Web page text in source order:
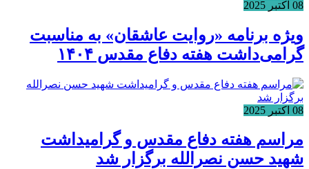
08 اکتبر 2025
ویژه برنامه «روایت عاشقان» به مناسبت
گرامی‌داشت هفته دفاع مقدس ۱۴۰۴
08 اکتبر 2025
مراسم هفته دفاع مقدس و گرامیداشت
شهید حسن نصرالله برگزار شد